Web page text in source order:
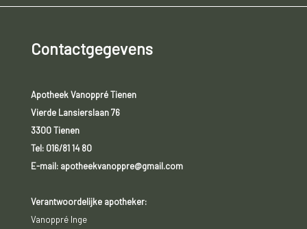
Contactgegevens
Apotheek Vanoppré Tienen
Vierde Lansierslaan 76
3300 Tienen
Tel: 016/81 14 80
E-mail: apotheekvanoppre@gmail.com
Verantwoordelijke apotheker:
Vanoppré Inge